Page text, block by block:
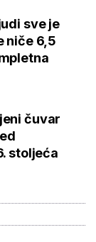
sve je
niče 6,5
čuvar
stoljeća